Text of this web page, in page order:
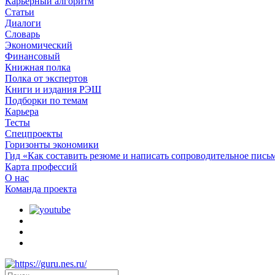
Статьи
Диалоги
Словарь
Экономический
Финансовый
Книжная полка
Полка от экспертов
Книги и издания РЭШ
Подборки по темам
Карьера
Тесты
Спецпроекты
Горизонты экономики
Гид «Как составить резюме и написать сопроводительное
Карта профессий
О наc
Команда проекта